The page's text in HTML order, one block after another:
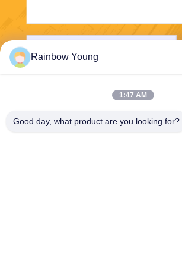
Rainbow Young
1:47 AM
Good day, what product are you looking for?